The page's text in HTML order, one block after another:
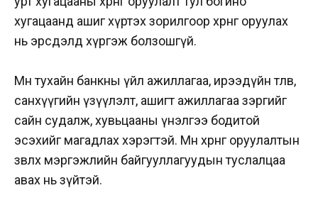
хугацаанд ашиг хүртэх зорилгоор хөрөнгө оруулах
нь эрсдэлд хүргэж болзошгүй.
Мөн тухайн банкны үйл ажиллагаа, ирээдүйн төлөв,
санхүүгийн үзүүлэлт, ашигт ажиллагаа зэргийг
сайн судалж, хувьцааны үнэлгээ бодитой
эсэхийг магадлах хэрэгтэй. Мөн хөрөнгө оруулалтын
зөвлөх мэргэжлийн байгууллагуудын туслалцаа
авах нь зүйтэй.